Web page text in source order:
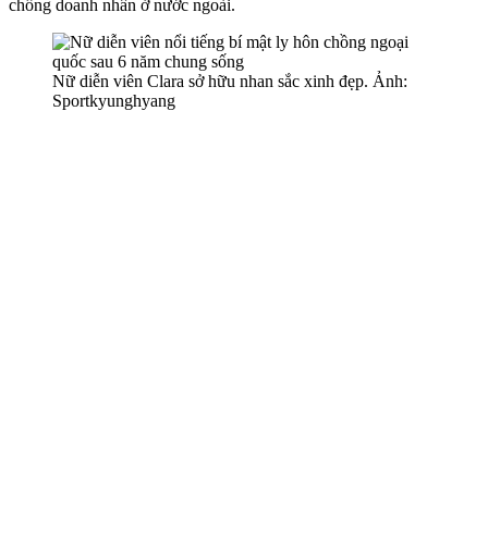
chồng doanh nhân ở nước ngoài.
Nữ diễn viên Clara sở hữu nhan sắc xinh đẹp. Ảnh:
Sportkyunghyang